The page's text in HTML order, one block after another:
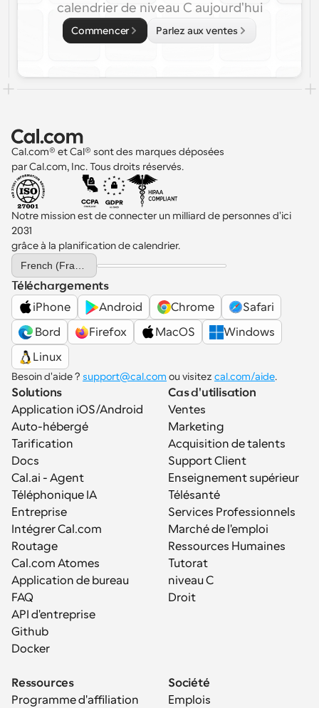
calendrier de niveau C aujourd'hui
Commencer Parlez aux ventes
Cal.com® et Cal® sont des marques déposées
par Cal.com, Inc. Tous droits réservés.
Notre mission est de connecter un milliard de personnes d'ici
2031
grâce à la planification de calendrier.
Select Language
Téléchargements
iPhone
Android Chrome
Safari
Bord
Firefox MacOS
Windows
Linux
Besoin d'aide ? support@cal.com ou visitez cal.com/aide.
Solutions
Application iOS/Android
Auto-hébergé
Tarification
Docs
Cal.ai - Agent
Téléphonique IA
Entreprise
Intégrer Cal.com
Routage
Cal.com Atomes
Application de bureau
FAQ
API d'entreprise
Github
Docker
Cas d'utilisation
Ventes
Marketing
Acquisition de talents
Support Client
Enseignement supérieur
Télésanté
Services Professionnels
Marché de l'emploi
Ressources Humaines
Tutorat
niveau C
Droit
Ressources
Programme d'affiliation
Société
Emplois